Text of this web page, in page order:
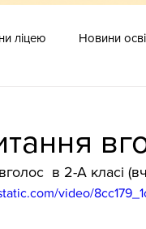
ліцею Новини
в 2-А класі
video/